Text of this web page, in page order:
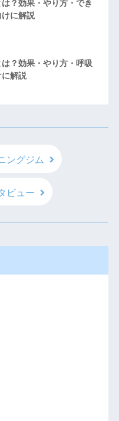
？効果・やり方・でき
に解説
？効果・やり方・呼吸
解説
ングジム
ビュー